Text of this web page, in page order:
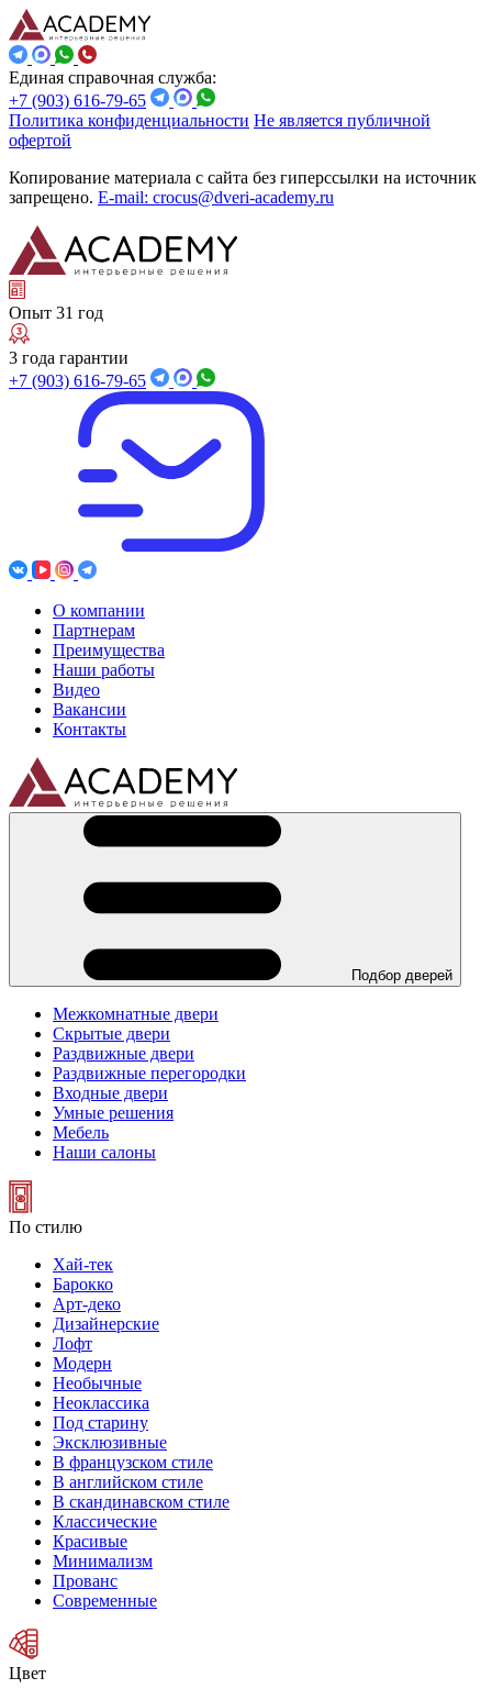
Единая справочная служба:
+7 (903) 616-79-65
Политика конфиденциальности Не является публичной
офертой
Копирование материала с сайта без гиперссылки на источник
запрещено. E-mail: crocus@dveri-academy.ru
Опыт 31 год
3 года гарантии
+7 (903) 616-79-65
О компании
Партнерам
Преимущества
Наши работы
Видео
Вакансии
Контакты
Подбор дверей
Межкомнатные двери
Скрытые двери
Раздвижные двери
Раздвижные перегородки
Входные двери
Умные решения
Мебель
Наши салоны
По стилю
Хай-тек
Барокко
Арт-деко
Дизайнерские
Лофт
Модерн
Необычные
Неоклассика
Под старину
Эксклюзивные
В французском стиле
В английском стиле
В скандинавском стиле
Классические
Красивые
Минимализм
Прованс
Современные
Цвет